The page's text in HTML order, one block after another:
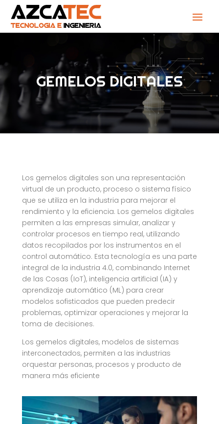
GEMELOS DIGITALES
Los gemelos digitales son una representación
virtual de un producto, proceso o sistema físico
que se utiliza en la industria para mejorar el
rendimiento y la eficiencia. Los gemelos digitales
permiten a las empresas simular, analizar y
controlar procesos en tiempo real, utilizando
datos recopilados por los instrumentos en el
control automático. Esta tecnología es una parte
integral de la industria 4.0, combinando Internet
de las Cosas (IoT), inteligencia artificial (IA) y
aprendizaje automático (ML) para crear
modelos sofisticados que pueden predecir
problemas, optimizar operaciones y mejorar la
toma de decisiones.
Los gemelos digitales, modelos de sistemas
interconectados, permiten a las industrias
orquestar personas, procesos y producto de
manera más eficiente